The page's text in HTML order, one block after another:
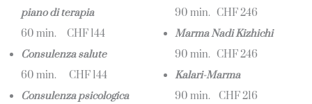
piano di terapia
60 min. CHF 144
Consulenza salute
60 min. CHF 144
Consulenza psicologica
90 min. CHF 246
Marma Nadi Kizhichi
90 min. CHF 246
Kalari-Marma
90 min. CHF 216